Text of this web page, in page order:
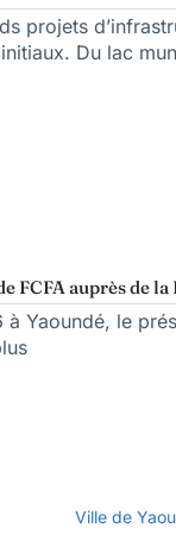
projets
Du lac
FCFA auprès de
Yaoundé, le